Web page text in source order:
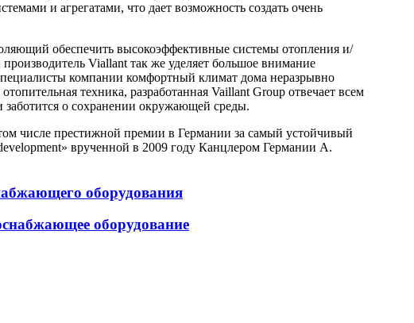
и агрегатами, что дает возможность создать очень
обеспечить высокоэффективные системы отопления и/
Viallant так же уделяет большое внимание
компании комфортный климат дома неразрывно
техника, разработанная Vaillant Group отвечает всем
о сохранении окружающей среды.
числе престижной премии в Германии за самый устойчивый
врученной в 2009 году Канцлером Германии А.
оборудования
оборудование